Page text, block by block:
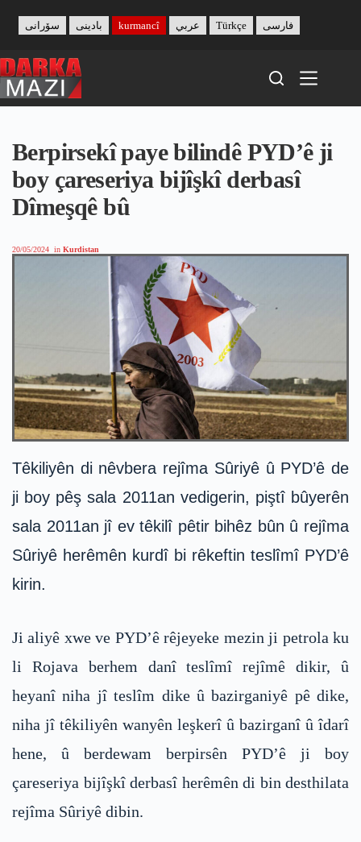
content
بادینی سۆرانی kurmancî عربي Türkçe فارسی
Berpirsekî paye bilindê PYD’ê ji
boy çareseriya bijîşkî derbasî
Dîmeşqê bû
20/05/2024 in Kurdistan
Têkiliyên di nêvbera rejîma Sûriyê û PYD’ê de
ji boy pêş sala 2011an vedigerin, piştî bûyerên
sala 2011an jî ev têkilî pêtir bihêz bûn û rejîma
Sûriyê herêmên kurdî bi rêkeftin teslîmî PYD’ê
kirin.
Ji aliyê xwe ve PYD’ê rêjeyeke mezin ji petrola ku
li Rojava berhem danî teslîmî rejîmê dikir, û
heyanî niha jî teslîm dike û bazirganiyê pê dike,
niha jî têkiliyên wanyên leşkerî û bazirganî û îdarî
hene, û berdewam berpirsên PYD’ê ji boy
çareseriya bijîşkî derbasî herêmên di bin desthilata
rejîma Sûriyê dibin.